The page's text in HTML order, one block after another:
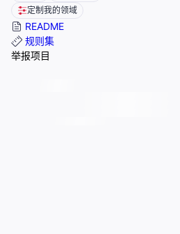
定制我的领域
README
规则集
举报项目